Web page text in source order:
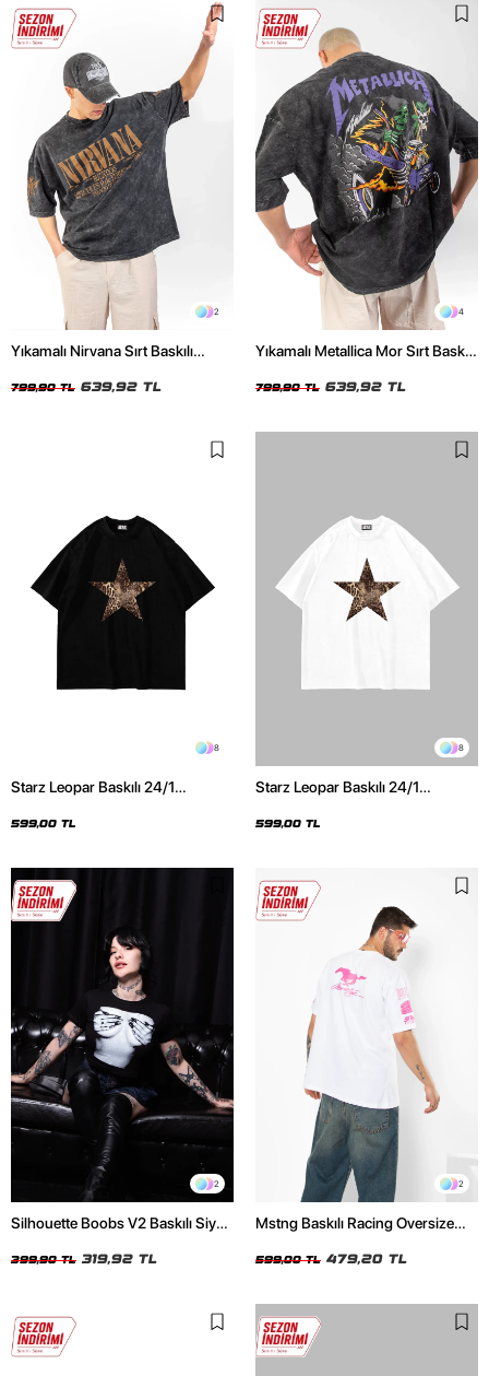
2
Yıkamalı Nirvana Sırt Baskılı
799,90 TL 639,92 TL
4
Yıkamalı Metallica Mor Sırt Baskılı
799,90 TL 639,92 TL
8
Starz Leopar Baskılı 24/1
599,00 TL
8
Starz Leopar Baskılı 24/1
599,00 TL
2
Silhouette Boobs V2 Baskılı Siyah
399,90 TL 319,92 TL
2
Mstng Baskılı Racing Oversize
599,00 TL 479,20 TL